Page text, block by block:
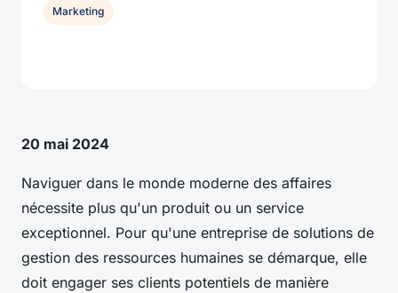
20 mai 2024
Naviguer dans le monde moderne des affaires
nécessite plus qu'un produit ou un service
exceptionnel. Pour qu'une entreprise de solutions de
gestion des ressources humaines se démarque, elle
doit engager ses clients potentiels de manière
Marketing